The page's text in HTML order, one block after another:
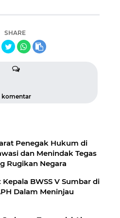
SHARE
komentar
Penegak Hukum di
dan Menindak Tegas
Rugikan Negara
Dalam Meninjau